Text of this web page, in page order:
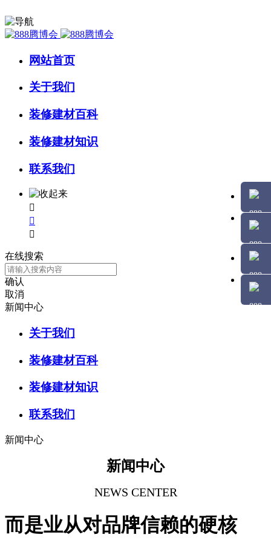
网站首页
关于我们
装修建材百科
装修建材知识
联系我们



在线搜索
确认
取消
新闻中心
关于我们
装修建材百科
装修建材知识
联系我们
新闻中心
新闻中心
NEWS CENTER
而是业从对品牌信赖的硬核